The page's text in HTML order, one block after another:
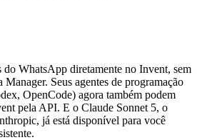
do WhatsApp diretamente no Invent, sem
Seus agentes de programação
OpenCode) agora também podem
pela API. E o Claude Sonnet 5, o
já está disponível para você